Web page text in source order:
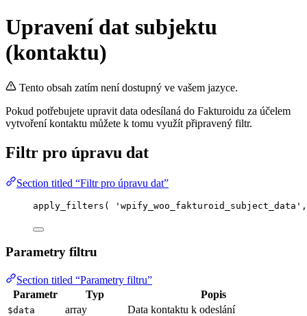
Upravení dat subjektu
(kontaktu)
Tento obsah zatím není dostupný ve vašem jazyce.
Pokud potřebujete upravit data odesílaná do Fakturoidu za účelem
vytvoření kontaktu můžete k tomu využít připravený filtr.
Filtr pro úpravu dat
Section titled “Filtr pro úpravu dat”
apply_filters ( ' wpify_woo_fakturoid_subject_data ' ,
Parametry filtru
Section titled “Parametry filtru”
Parametr
Typ Popis
$data array Data kontaktu k odeslání